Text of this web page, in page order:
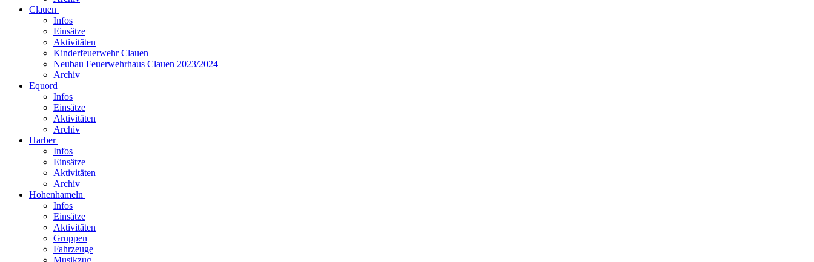
Clauen
Infos
Einsätze
Aktivitäten
Kinderfeuerwehr Clauen
Neubau Feuerwehrhaus Clauen 2023/2024
Archiv
Equord
Infos
Einsätze
Aktivitäten
Archiv
Harber
Infos
Einsätze
Aktivitäten
Archiv
Hohenhameln
Infos
Einsätze
Aktivitäten
Gruppen
Fahrzeuge
Musikzug